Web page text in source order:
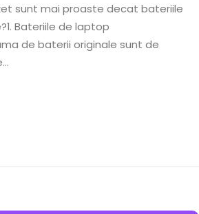
sunt mai proaste decat bateriile
Bateriile de laptop
de baterii originale sunt de